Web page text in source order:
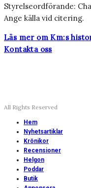
Styrelseordförande:
Ange källa vid citering.
Läs mer om Km:s
Kontakta oss
All Rights Reserved
Hem
Nyhetsartiklar
Krönikor
Recensioner
Helgon
Poddar
Butik